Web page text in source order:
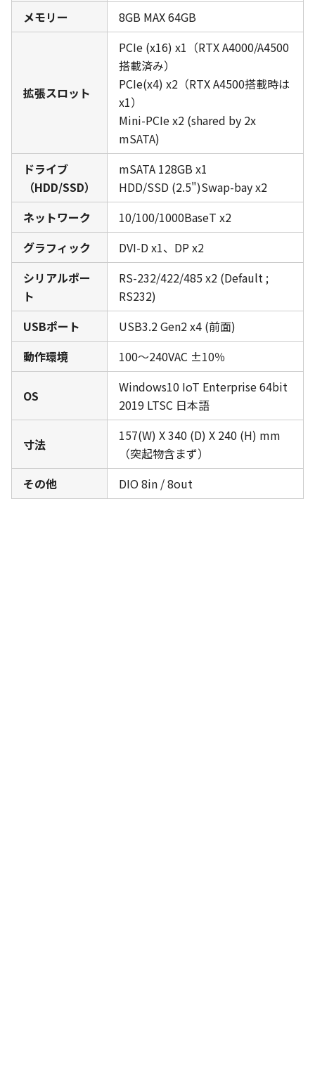
メモリー
8GB MAX 64GB
拡張スロット
PCIe (x16) x1（RTX A4000/A4500
搭載済み）
PCIe(x4) x2（RTX A4500搭載時は
x1）
Mini-PCIe x2 (shared by 2x
mSATA)
ドライブ
（HDD/SSD）
mSATA 128GB x1
HDD/SSD (2.5")Swap-bay x2
ネットワーク
10/100/1000BaseT x2
グラフィック
DVI-D x1、DP x2
シリアルポー
ト
RS-232/422/485 x2 (Default ;
RS232)
USBポート
USB3.2 Gen2 x4 (前面)
動作環境
100～240VAC ±10％
OS
Windows10 IoT Enterprise 64bit
2019 LTSC 日本語
寸法
157(W) X 340 (D) X 240 (H) mm
（突起物含まず）
その他
DIO 8in / 8out